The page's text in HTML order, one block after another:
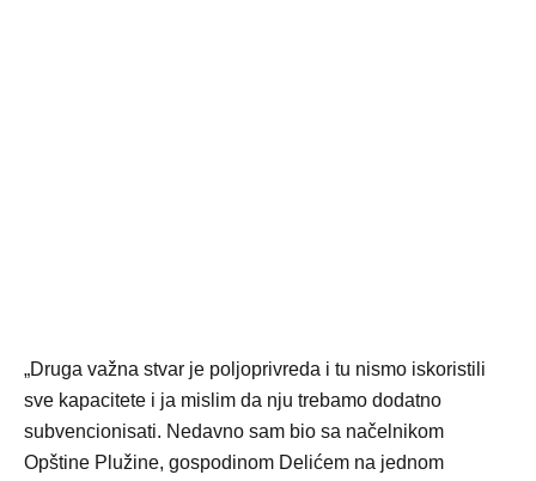
„Druga važna stvar je poljoprivreda i tu nismo iskoristili
sve kapacitete i ja mislim da nju trebamo dodatno
subvencionisati. Nedavno sam bio sa načelnikom
Opštine Plužine, gospodinom Delićem na jednom